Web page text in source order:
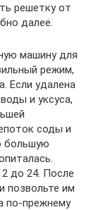
решетку от
далее.
машину для
режим,
Если удалена
и уксуса,
соды и
большую
до 24. После
позвольте им
по-прежнему